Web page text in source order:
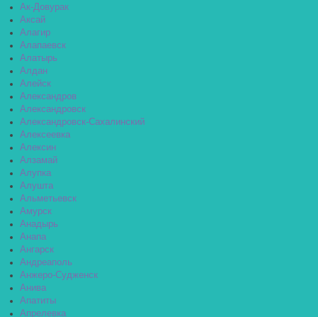
Ак-Довурак
Аксай
Алагир
Алапаевск
Алатырь
Алдан
Алейск
Александров
Александровск
Александровск-Сахалинский
Алексеевка
Алексин
Алзамай
Алупка
Алушта
Альметьевск
Амурск
Анадырь
Анапа
Ангарск
Андреаполь
Анжеро-Судженск
Анива
Апатиты
Апрелевка